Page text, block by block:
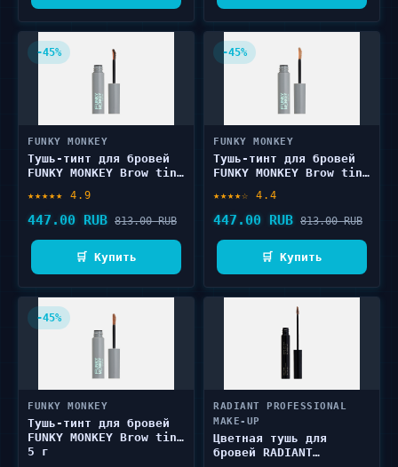
-45%
FUNKY MONKEY
Тушь-тинт для бровей
FUNKY MONKEY Brow tint
★★★★★ 4.9
447.00 RUB 813.00 RUB
🛒 Купить
-45%
FUNKY MONKEY
Тушь-тинт для бровей
FUNKY MONKEY Brow tint
★★★★☆ 4.4
447.00 RUB 813.00 RUB
🛒 Купить
-45%
FUNKY MONKEY
Тушь-тинт для бровей
FUNKY MONKEY Brow tint
5 г
RADIANT PROFESSIONAL
MAKE-UP
Цветная тушь для
бровей RADIANT